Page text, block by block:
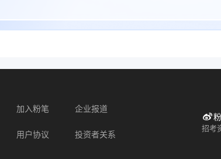
加入粉笔 企业报道
用户协议 投资者关系
招考